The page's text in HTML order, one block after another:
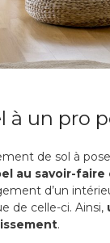
un pro
de sol à
au savoir-faire
d’un
de celle-ci. Ainsi,
.